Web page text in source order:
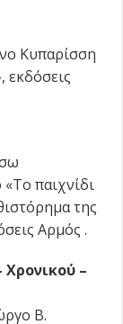
Κυπαρίσση
εκδόσεις
παιχνίδι
της
Αρμός .
–
Β.